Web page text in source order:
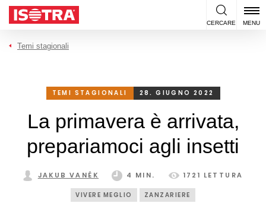
Vai al contenuto
CERCARE MENU
Temi stagionali
TEMI STAGIONALI 28. GIUGNO 2022
La primavera è arrivata,
prepariamoci agli insetti
JAKUB VANĚK 4 MIN. 1721 LETTURA
VIVERE MEGLIO ZANZARIERE